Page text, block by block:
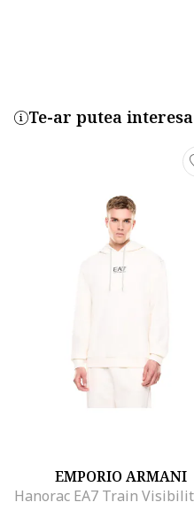
Te-ar putea interesa
EMPORIO ARMANI